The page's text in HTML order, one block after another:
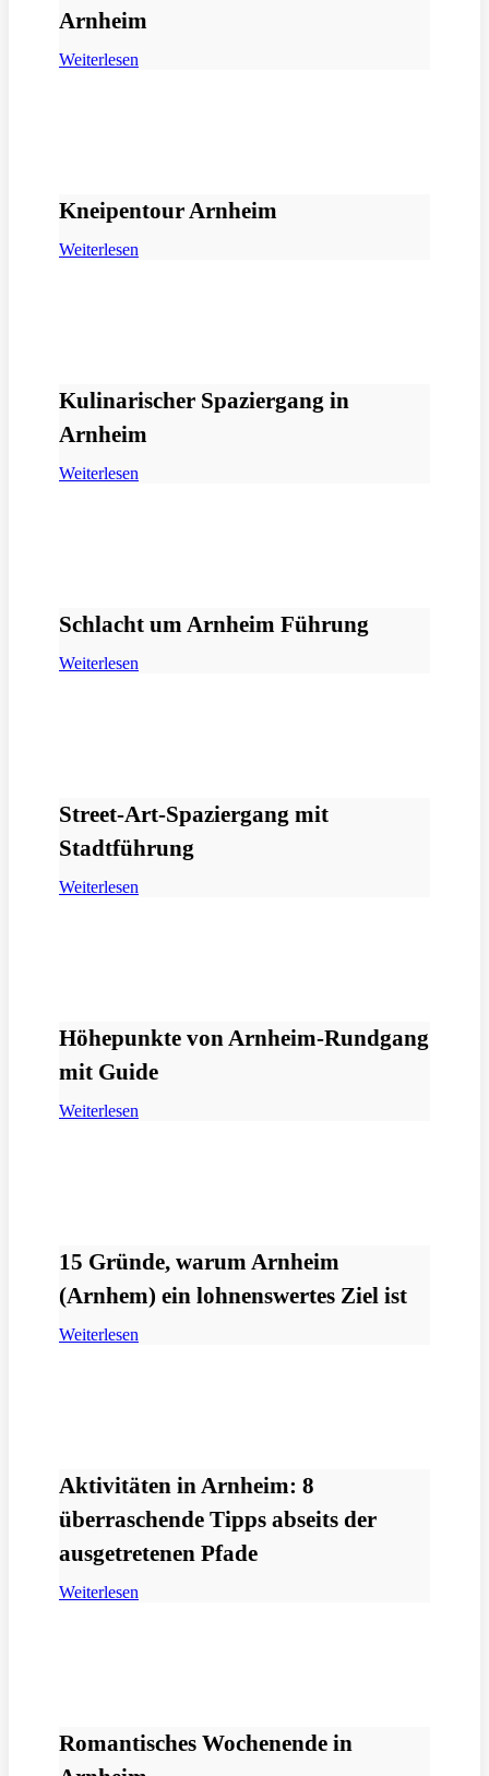
Arnheim
Weiterlesen
Kneipentour Arnheim
Weiterlesen
Kulinarischer Spaziergang in
Arnheim
Weiterlesen
Schlacht um Arnheim Führung
Weiterlesen
Street-Art-Spaziergang mit
Stadtführung
Weiterlesen
Höhepunkte von Arnheim-Rundgang
mit Guide
Weiterlesen
15 Gründe, warum Arnheim
(Arnhem) ein lohnenswertes Ziel ist
Weiterlesen
Aktivitäten in Arnheim: 8
überraschende Tipps abseits der
ausgetretenen Pfade
Weiterlesen
Romantisches Wochenende in